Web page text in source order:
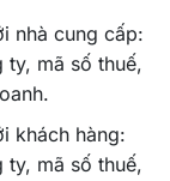
nhà cung cấp:
ty, mã số thuế,
khách hàng:
ty, mã số thuế,